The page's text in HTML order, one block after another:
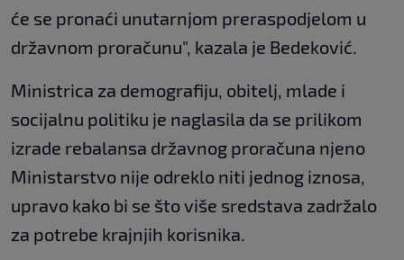
će se pronaći unutarnjom preraspodjelom u
državnom proračunu", kazala je Bedeković.
Ministrica za demografiju, obitelj, mlade i
socijalnu politiku je naglasila da se prilikom
izrade rebalansa državnog proračuna njeno
Ministarstvo nije odreklo niti jednog iznosa,
upravo kako bi se što više sredstava zadržalo
za potrebe krajnjih korisnika.